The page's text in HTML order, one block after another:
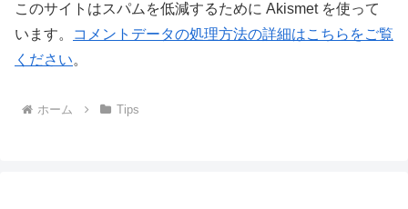
このサイトはスパムを低減するために Akismet を使って
います。
コメントデータの処理方法の詳細はこちらをご覧
ください。
ホーム Tips